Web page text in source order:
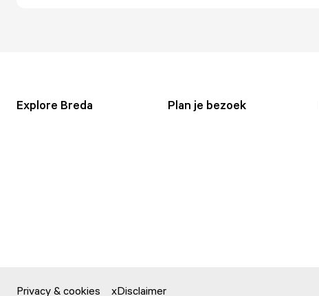
Explore Breda Plan je bezoek
Privacy & cookies Disclaimer